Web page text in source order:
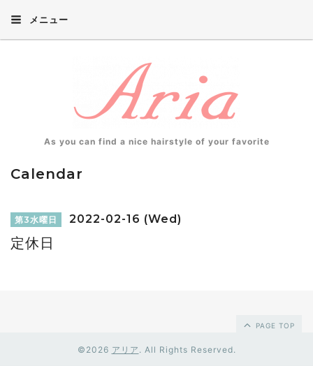
メニュー
As you can find a nice hairstyle of your favorite
Calendar
第3水曜日 2022-02-16 (Wed)
定休日
PAGE TOP
©2026 アリア . All Rights Reserved.